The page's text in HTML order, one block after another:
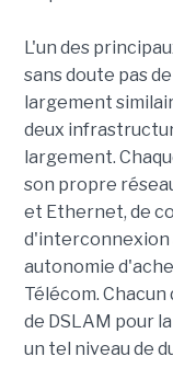
L'un des
sans doute pas
largement
deux
largement.
son propre
et Ethernet, de
d'interconnexion
autonomie
Télécom.
de DSLAM pour
un tel niveau de